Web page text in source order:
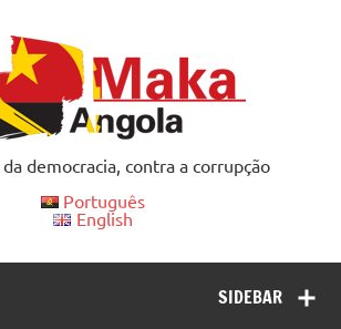
democracia, contra a corrupção
Português
English
SIDEBAR